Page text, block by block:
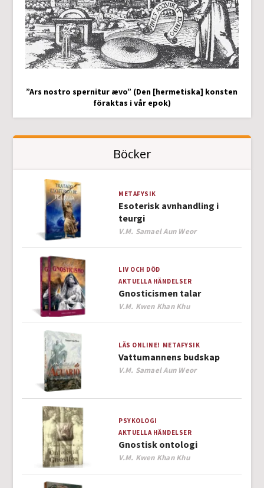
”Ars nostro spernitur ævo” (Den [hermetiska] konsten
föraktas i vår epok)
Böcker
METAFYSIK
Esoterisk avnhandling i
teurgi
Author
V.M. Samael Aun Weor
LIV OCH DÖD
AKTUELLA HÄNDELSER
Gnosticismen talar
Author
V.M. Kwen Khan Khu
LÄS ONLINE! METAFYSIK
Vattumannens budskap
Author
V.M. Samael Aun Weor
PSYKOLOGI
AKTUELLA HÄNDELSER
Gnostisk ontologi
Author
V.M. Kwen Khan Khu